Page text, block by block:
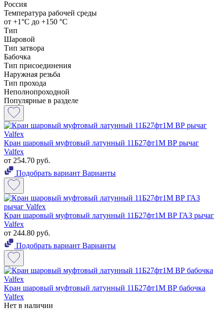
Россия
Температура рабочей среды
от +1°С до +150 °С
Тип
Шаровой
Тип затвора
Бабочка
Тип присоединения
Наружная резьба
Тип прохода
Неполнопроходной
Популярные в разделе
Кран шаровый муфтовый латунный 11Б27фт1М ВР рычаг
Valfex
от 254.70 руб.
Подобрать вариант Варианты
Кран шаровый муфтовый латунный 11Б27фт1М ВР ГАЗ рычаг
Valfex
от 244.80 руб.
Подобрать вариант Варианты
Кран шаровый муфтовый латунный 11Б27фт1М ВР бабочка
Valfex
Нет в наличии